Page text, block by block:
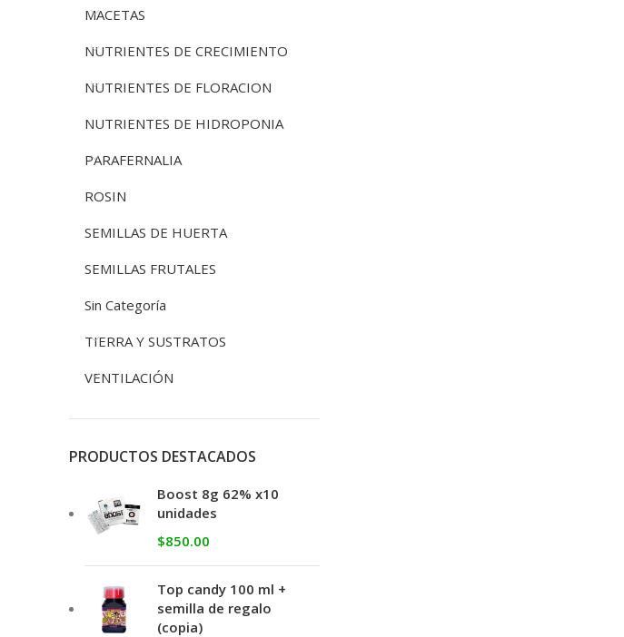
MACETAS
NUTRIENTES DE CRECIMIENTO
NUTRIENTES DE FLORACION
NUTRIENTES DE HIDROPONIA
PARAFERNALIA
ROSIN
SEMILLAS DE HUERTA
SEMILLAS FRUTALES
Sin Categoría
TIERRA Y SUSTRATOS
VENTILACIÓN
PRODUCTOS DESTACADOS
Boost 8g 62% x10
unidades
$850.00
Top candy 100 ml +
semilla de regalo
(copia)